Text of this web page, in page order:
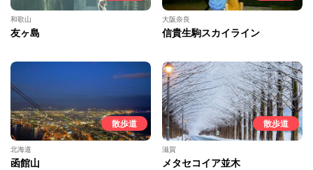
和歌山
友ヶ島
大阪奈良
信貴生駒スカイライン
散歩道
北海道
函館山
散歩道
滋賀
メタセコイア並木